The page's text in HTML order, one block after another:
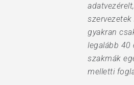
gyakran
legalább 40
szakmák
melletti